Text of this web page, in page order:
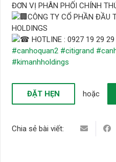
ĐƠN VỊ PHÂN PHỐI CHÍNH
CÔNG TY CỔ PHẦN ĐẦU
HOLDINGS
HOTLINE : 0927 19 29 29
#canhoquan2 #citigrand
#kimanhholdings
ĐẶT HẸN hoặc
Chia sẻ bài viết: